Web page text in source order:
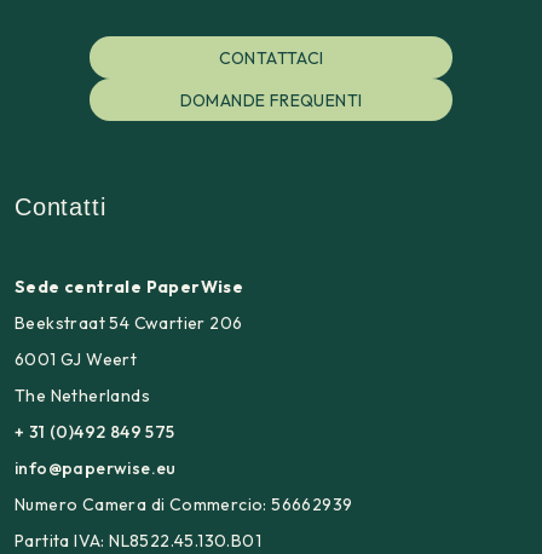
CONTATTACI
DOMANDE FREQUENTI
Contatti
Sede centrale PaperWise
Beekstraat 54 Cwartier 206
6001 GJ Weert
The Netherlands
+ 31 (0)492 849 575
info@paperwise.eu
Numero Camera di Commercio: 56662939
Partita IVA: NL8522.45.130.B01